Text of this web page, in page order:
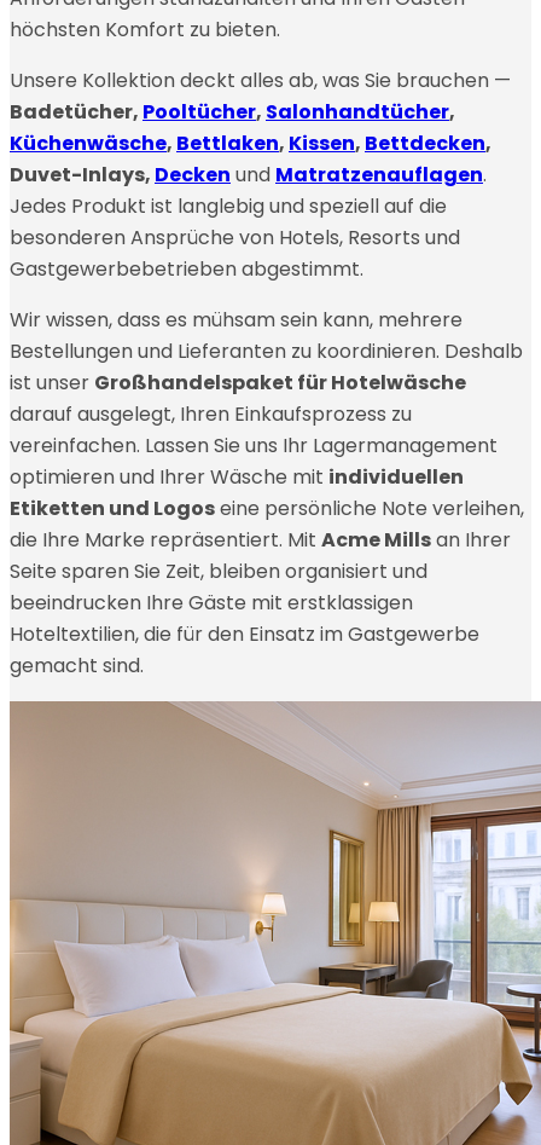
höchsten Komfort zu bieten.
Unsere Kollektion deckt alles ab, was Sie brauchen —
Badetücher, Pooltücher, Salonhandtücher,
Küchenwäsche, Bettlaken, Kissen, Bettdecken,
Duvet-Inlays, Decken und Matratzenauflagen.
Jedes Produkt ist langlebig und speziell auf die
besonderen Ansprüche von Hotels, Resorts und
Gastgewerbebetrieben abgestimmt.
Wir wissen, dass es mühsam sein kann, mehrere
Bestellungen und Lieferanten zu koordinieren. Deshalb
ist unser Großhandelspaket für Hotelwäsche
darauf ausgelegt, Ihren Einkaufsprozess zu
vereinfachen. Lassen Sie uns Ihr Lagermanagement
optimieren und Ihrer Wäsche mit individuellen
Etiketten und Logoseine persönliche Note verleihen,
die Ihre Marke repräsentiert. Mit Acme Millsan Ihrer
Seite sparen Sie Zeit, bleiben organisiert und
beeindrucken Ihre Gäste mit erstklassigen
Hoteltextilien, die für den Einsatz im Gastgewerbe
gemacht sind.